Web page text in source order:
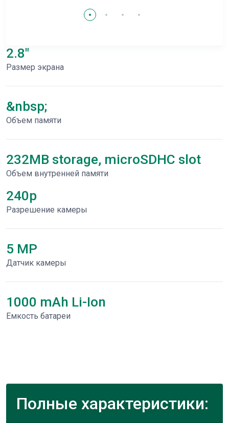
2.8"
Размер экрана
&nbsp;
Объем памяти
232MB storage, microSDHC slot
Объем внутренней памяти
240p
Разрешение камеры
5 MP
Датчик камеры
1000 mAh Li-Ion
Емкость батареи
Полные характеристики: